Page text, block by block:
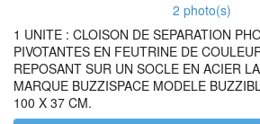
2 photo(s)
1 UNITE : CLOISON DE SEPARATION
PIVOTANTES EN FEUTRINE DE
REPOSANT SUR UN SOCLE EN ACIER
MARQUE BUZZISPACE MODELE
100 X 37 CM.